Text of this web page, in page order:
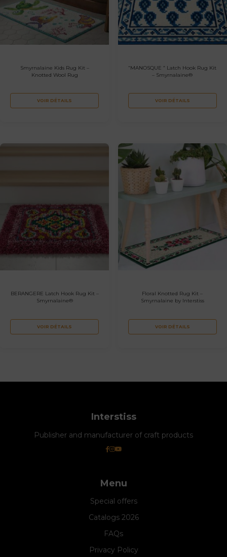
Smyrnalaine Kids Rug Kit –
Knotted Wool Rug
VOIR DÉTAILS
“MANOSQUE ” Latch Hook Rug Kit
– Smyrnalaine®
VOIR DÉTAILS
BERANGERE Latch Hook Rug Kit –
Smyrnalaine®
VOIR DÉTAILS
Floral Knotted Rug Kit –
Smyrnalaine by Interstiss
VOIR DÉTAILS
Interstiss
Publisher and manufacturer of craft products
Menu
Special offers
Catalogs 2026
FAQs
Privacy Policy